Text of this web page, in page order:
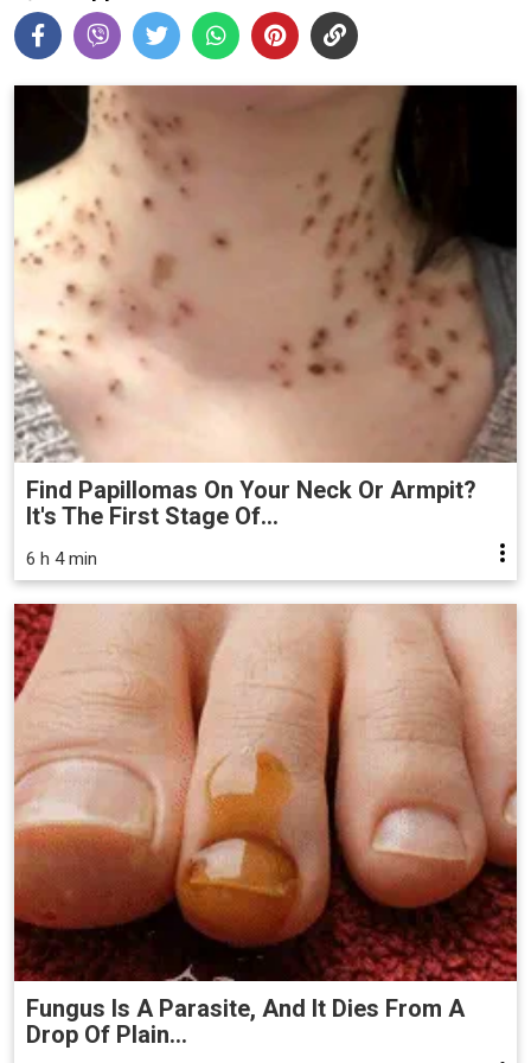
Find Papillomas On Your Neck Or Armpit?
It's The First Stage Of...
6 h 4 min
Fungus Is A Parasite, And It Dies From A
Drop Of Plain...